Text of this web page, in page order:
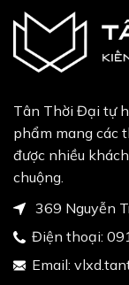
Tân Thời Đại tự
phẩm mang các
được nhiều
chuộng.
369 Nguyễn
Điện thoại:
Email: